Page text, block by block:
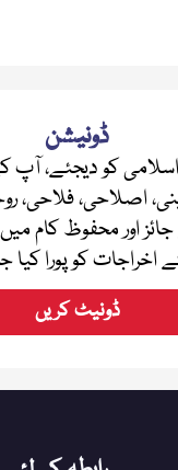
ڈونیشن
کو دیجئے،
اصلاحی، فلاحی،
اور محفوظ کام
اخراجات کو پورا
ڈونیٹ کریں